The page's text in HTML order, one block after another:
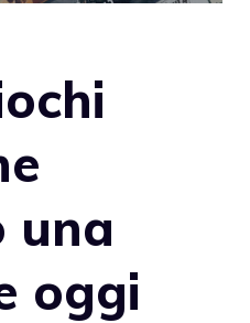
una
oggi